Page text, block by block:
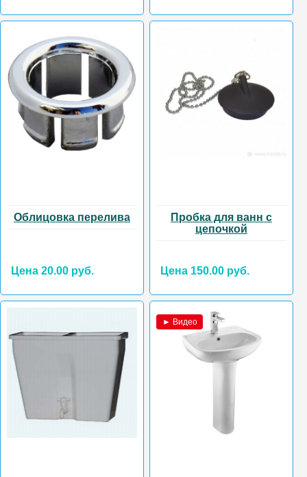
Облицовка перелива
Цена 20.00 руб.
Пробка для ванн с
цепочкой
Цена 150.00 руб.
► Видео